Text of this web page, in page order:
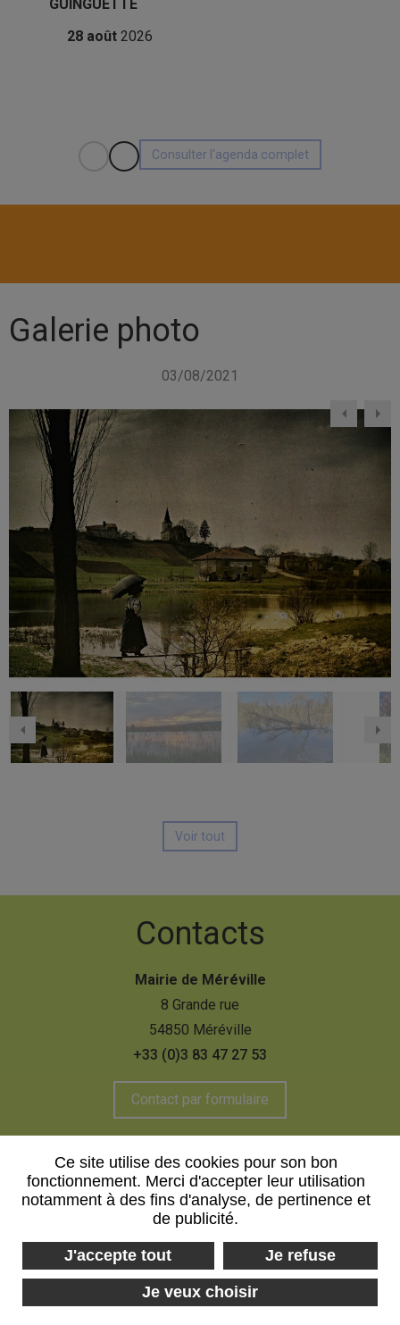
Ce site utilise des cookies pour son bon
fonctionnement. Merci d'accepter leur utilisation
notamment à des fins d'analyse, de pertinence et
de publicité.
J'accepte tout Je refuse
Je veux choisir
GUINGUETTE
28 août 2026
Consulter l'agenda complet
Galerie photo
03/08/2021
Voir tout
Contacts
Mairie de Méréville
8 Grande rue
54850 Méréville
+33 (0)3 83 47 27 53
Contact par formulaire
Mentions légales
Plan du site
Politique de confidentialité
Réalisé par :Neftis